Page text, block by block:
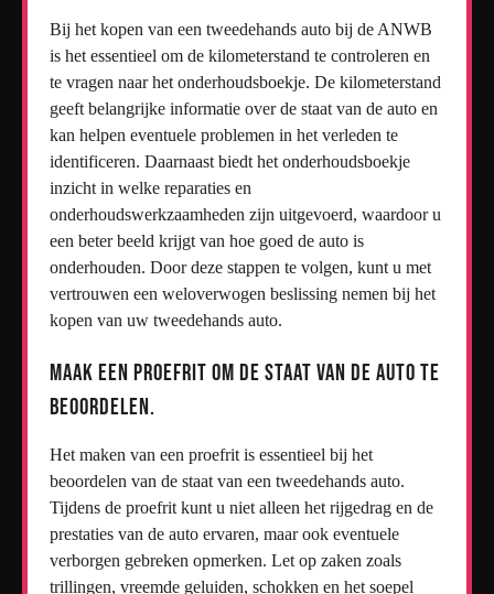
Bij het kopen van een tweedehands auto bij de ANWB
is het essentieel om de kilometerstand te controleren en
te vragen naar het onderhoudsboekje. De kilometerstand
geeft belangrijke informatie over de staat van de auto en
kan helpen eventuele problemen in het verleden te
identificeren. Daarnaast biedt het onderhoudsboekje
inzicht in welke reparaties en
onderhoudswerkzaamheden zijn uitgevoerd, waardoor u
een beter beeld krijgt van hoe goed de auto is
onderhouden. Door deze stappen te volgen, kunt u met
vertrouwen een weloverwogen beslissing nemen bij het
kopen van uw tweedehands auto.
Maak een proefrit om de staat van de auto te
beoordelen.
Het maken van een proefrit is essentieel bij het
beoordelen van de staat van een tweedehands auto.
Tijdens de proefrit kunt u niet alleen het rijgedrag en de
prestaties van de auto ervaren, maar ook eventuele
verborgen gebreken opmerken. Let op zaken zoals
trillingen, vreemde geluiden, schokken en het soepel